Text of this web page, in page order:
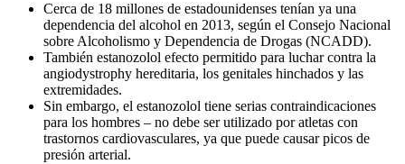
Cerca de 18 millones de estadounidenses tenían ya una
dependencia del alcohol en 2013, según el Consejo Nacional
sobre Alcoholismo y Dependencia de Drogas (NCADD).
También estanozolol efecto permitido para luchar contra la
angiodystrophy hereditaria, los genitales hinchados y las
extremidades.
Sin embargo, el estanozolol tiene serias contraindicaciones
para los hombres – no debe ser utilizado por atletas con
trastornos cardiovasculares, ya que puede causar picos de
presión arterial.